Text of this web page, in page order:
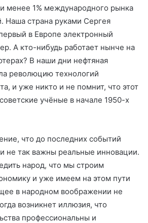
менее 1% международного рынка
Наша страна руками Сергея
в Европе электронный
А кто-нибудь работает нынче на
В наши дни нефтяная
революцию технологий
и уже никто и не помнит, что этот
учёные в начале 1950-х
что до последних событий
не так важны реальные инновации.
народ, что мы строим
и уже имеем на этом пути
в народном воображении не
возникнет иллюзия, что
профессиональны и